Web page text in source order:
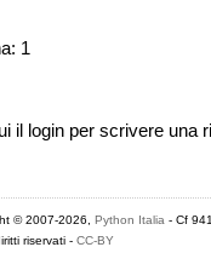
1
il login per scrivere una
© 2007-2026, Python Italia- Cf
riservati - CC-BY